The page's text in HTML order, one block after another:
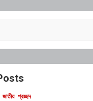
জাতীয় প্রচ্ছদ